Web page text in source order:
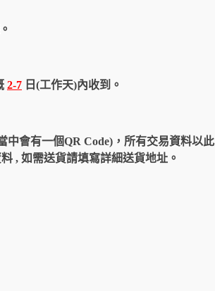
2-7 日(工作天)內收到。
中會有一個QR Code)，所有交易資料以此
, 如需送貨請填寫詳細送貨地址。